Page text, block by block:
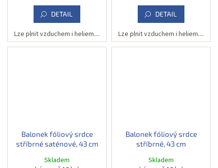
DETAIL
Lze plnit vzduchem i heliem....
DETAIL
Lze plnit vzduchem i heliem....
Balonek fóliový srdce
stříbrné saténové, 43 cm
Skladem
Balonek fóliový srdce
stříbrné, 43 cm
Skladem